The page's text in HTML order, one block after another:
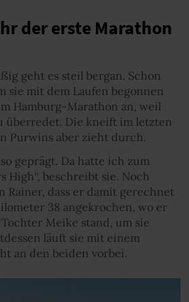
der erste Marathon
geht es steil bergan. Schon
sie mit dem Laufen begonnen
Hamburg-Marathon an, weil
überredet. Die kneift im letzten
Purwins aber zieht durch.
geprägt. Da hatte ich zum
High“, beschreibt sie. Noch
Rainer, dass er damit gerechnet
38 angekrochen, wo er
Meike stand, um sie
läuft sie mit einem
an den beiden vorbei.